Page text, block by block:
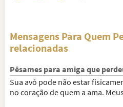
Mensagens Para Quem
relacionadas
Pêsames para amiga que
Sua avó pode não estar
no coração de quem a ama.